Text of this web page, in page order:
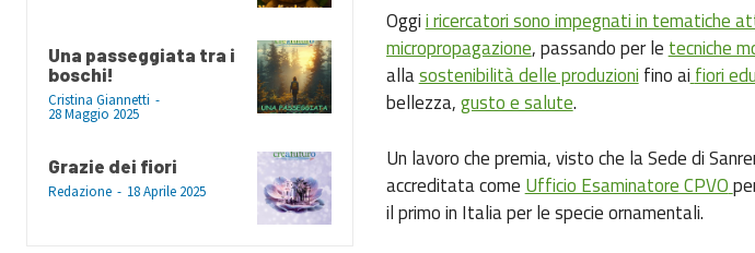
Una passeggiata tra i
boschi!
Cristina Giannetti -
28 Maggio 2025
Grazie dei fiori
Redazione - 18 Aprile 2025
Oggii ricercatori sono impegnati in tematiche
micropropagazione, passando per letecniche
allasostenibilità delle produzionifino aifiori
bellezza,gusto e salute.
Un lavoro che premia, visto che la Sede di
accreditata comeUfficio Esaminatore CPVO
il primo in Italia per le specie ornamentali.